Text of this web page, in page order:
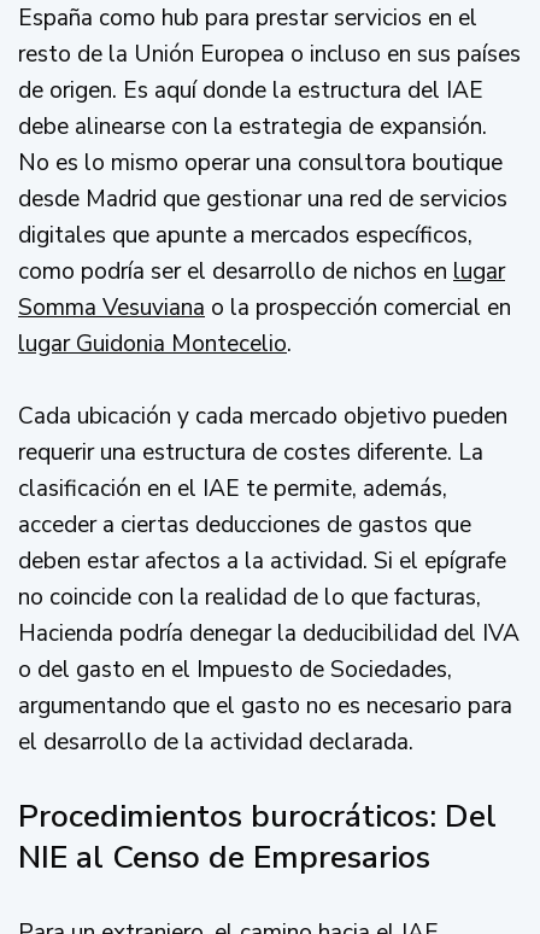
España como hub para prestar servicios en el
resto de la Unión Europea o incluso en sus países
de origen. Es aquí donde la estructura del IAE
debe alinearse con la estrategia de expansión.
No es lo mismo operar una consultora boutique
desde Madrid que gestionar una red de servicios
digitales que apunte a mercados específicos,
como podría ser el desarrollo de nichos en lugar
Somma Vesuviana o la prospección comercial en
lugar Guidonia Montecelio.
Cada ubicación y cada mercado objetivo pueden
requerir una estructura de costes diferente. La
clasificación en el IAE te permite, además,
acceder a ciertas deducciones de gastos que
deben estar afectos a la actividad. Si el epígrafe
no coincide con la realidad de lo que facturas,
Hacienda podría denegar la deducibilidad del IVA
o del gasto en el Impuesto de Sociedades,
argumentando que el gasto no es necesario para
el desarrollo de la actividad declarada.
Procedimientos burocráticos: Del
NIE al Censo de Empresarios